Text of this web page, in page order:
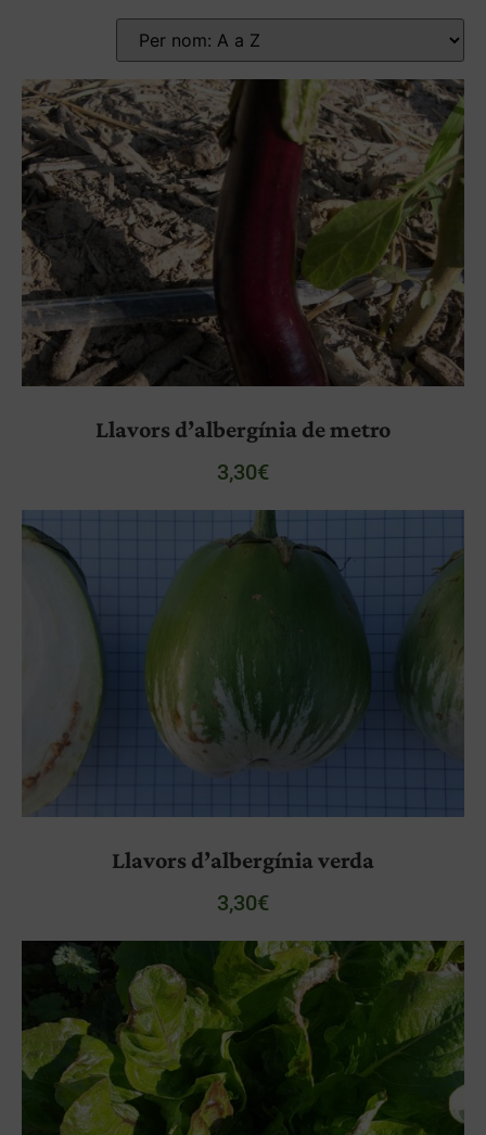
Llavors d’albergínia de metro
3,30€
Llavors d’albergínia verda
3,30€